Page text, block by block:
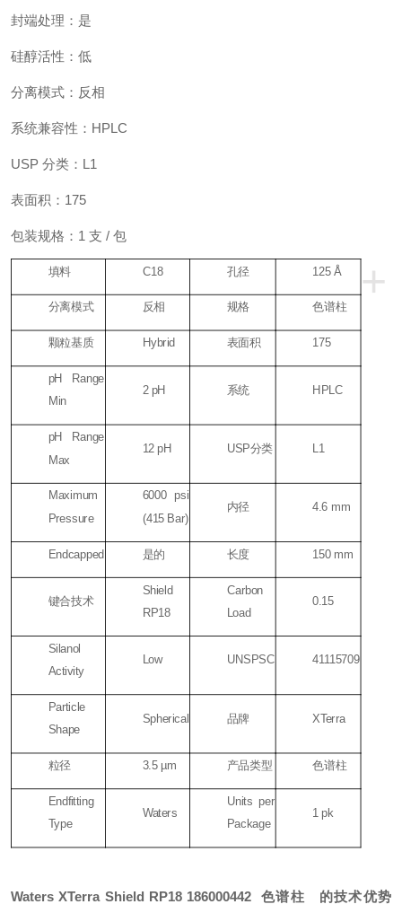
封端处理：是
硅醇活性：低
分离模式：反相
系统兼容性：HPLC
USP 分类：L1
表面积：175
包装规格：1 支 / 包
+
填料 C18 孔径 125 Å
分离模式 反相 规格 色谱柱
颗粒基质 Hybrid 表面积 175
pH Range
Min
2 pH 系统 HPLC
pH Range
Max
12 pH USP分类 L1
Maximum
Pressure
6000 psi
(415 Bar)
内径 4.6 mm
Endcapped 是的 长度 150 mm
键合技术
Shield
RP18
Carbon
Load
0.15
Silanol
Activity
Low UNSPSC 41115709
Particle
Shape
Spherical 品牌 XTerra
粒径 3.5 µm 产品类型 色谱柱
Endfitting
Type
Waters
Units per
Package
1 pk
Waters XTerra Shield RP18 186000442 色谱柱 的技术优势